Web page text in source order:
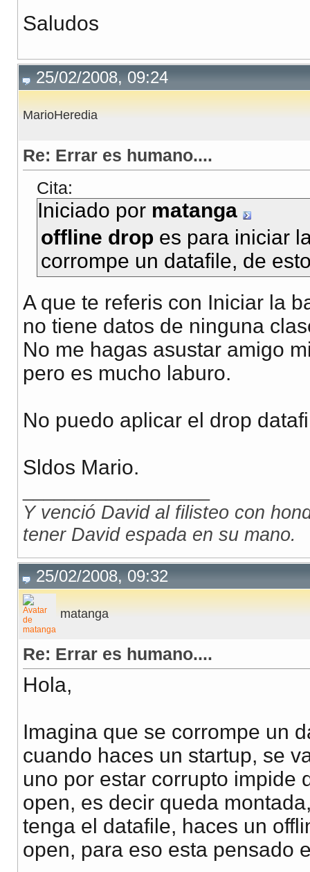
Saludos
25/02/2008, 09:24
MarioHeredia
Re: Errar es humano....
Cita:
Iniciado por matanga
offline drop es para iniciar
corrompe un datafile, de
A que te referis con Iniciar la
no tiene datos de ninguna
No me hagas asustar amigo
pero es mucho laburo.
No puedo aplicar el drop
Sldos Mario.
Y venció David al filisteo con
tener David espada en su mano.
25/02/2008, 09:32
matanga
Re: Errar es humano....
Hola,
Imagina que se corrompe un
cuando haces un startup, se
uno por estar corrupto impide
open, es decir queda
tenga el datafile, haces un
open, para eso esta pensado